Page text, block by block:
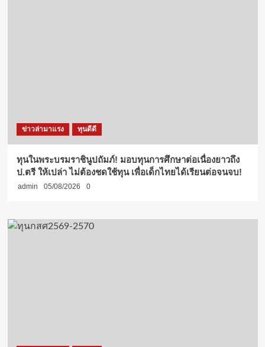
ข่าวล่ามาแรง ทุนดีดี
ทุนในพระบรมราชินูปถัมภ์! มอบทุนการศึกษาต่อเนื่องยาวถึง
ป.ตรี ให้เปล่า ไม่ต้องชดใช้ทุน เพื่อเด็กไทยได้เรียนต่อจนจบ!
admin 05/08/2026 0